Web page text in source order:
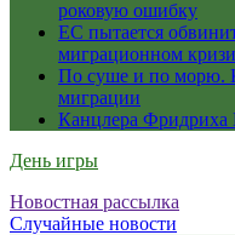
роковую ошибку
ЕС пытается
миграционном
По суше и по морю.
миграции
Канцлера Фридриха
День игры
Новостная рассылка
Случайные новости